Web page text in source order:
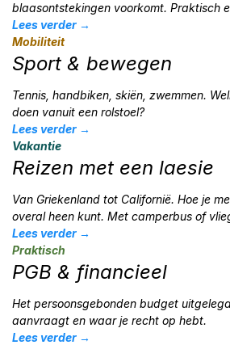
blaasontstekingen voorkomt. Praktisch
Lees verder →
Mobiliteit
Sport & bewegen
Tennis, handbiken, skiën, zwemmen.
doen vanuit een rolstoel?
Lees verder →
Vakantie
Reizen met een laesie
Van Griekenland tot Californië. Hoe je
overal heen kunt. Met camperbus of
Lees verder →
Praktisch
PGB & financieel
Het persoonsgebonden budget
aanvraagt en waar je recht op hebt.
Lees verder →